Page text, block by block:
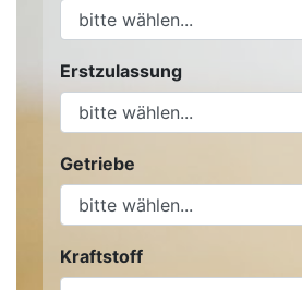
Erstzulassung
Getriebe
Kraftstoff